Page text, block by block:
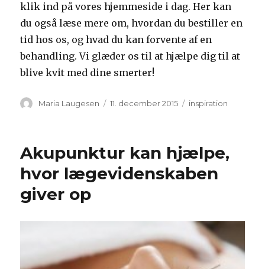
klik ind på vores hjemmeside i dag. Her kan
du også læse mere om, hvordan du bestiller en
tid hos os, og hvad du kan forvente af en
behandling. Vi glæder os til at hjælpe dig til at
blive kvit med dine smerter!
Forfatter
Maria Laugesen Udgivet
11. december 2015 Kategorier
inspiration
Akupunktur kan hjælpe,
hvor lægevidenskaben
giver op